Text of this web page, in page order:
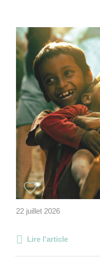
22 juillet 2026
Lire l'article